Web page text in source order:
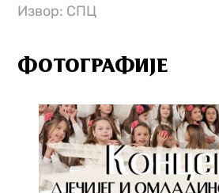
Извор: СПЦ
ФОТОГРАФИЈЕ